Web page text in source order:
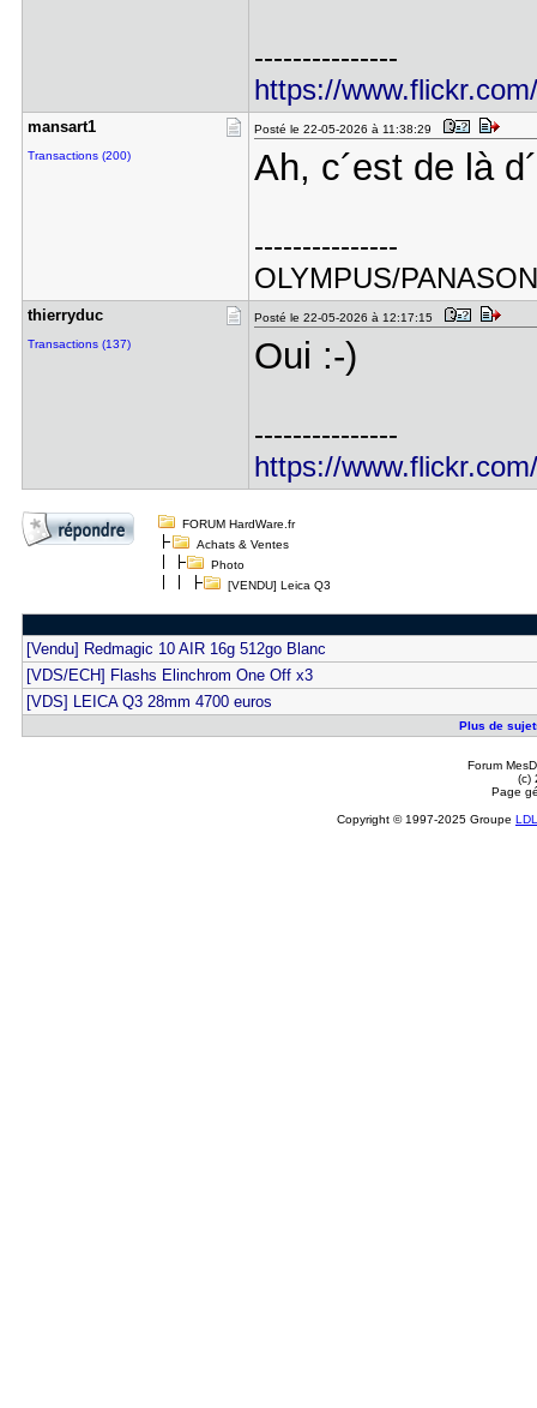
---------------
https://
mansart1
Transactions (200)
Posté le 22-05-2026 à 11:38:29
Ah, c´est de là
---------------
OLYMPUS/
thierryduc
Transactions (137)
Posté le 22-05-2026 à 12:17:15
Oui :-)
---------------
https://
FORUM HardWare.fr
Achats & Ventes
Photo
[VENDU] Leica Q3
[Vendu] Redmagic 10 AIR 16g 512go Blanc
[VDS/ECH] Flashs Elinchrom One Off x3
[VDS] LEICA Q3 28mm 4700 euros
Plus de
Forum
(c)
Page
Copyright © 1997-2025 Groupe